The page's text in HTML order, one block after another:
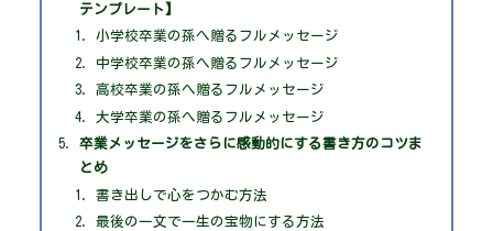
テンプレート】
小学校卒業の孫へ贈るフルメッセージ
中学校卒業の孫へ贈るフルメッセージ
高校卒業の孫へ贈るフルメッセージ
大学卒業の孫へ贈るフルメッセージ
卒業メッセージをさらに感動的にする書き方のコツま
とめ
書き出しで心をつかむ方法
最後の一文で一生の宝物にする方法